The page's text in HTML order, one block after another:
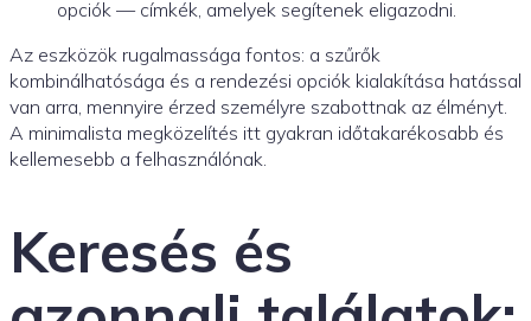
opciók — címkék, amelyek segítenek eligazodni.
Az eszközök rugalmassága fontos: a szűrők
kombinálhatósága és a rendezési opciók kialakítása hatással
van arra, mennyire érzed személyre szabottnak az élményt.
A minimalista megközelítés itt gyakran időtakarékosabb és
kellemesebb a felhasználónak.
Keresés és